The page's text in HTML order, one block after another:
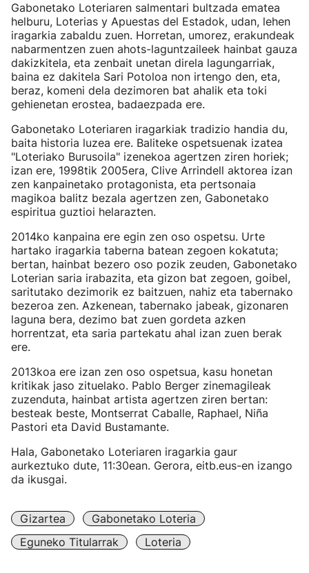
Gabonetako Loteriaren salmentari bultzada ematea
helburu, Loterias y Apuestas del Estadok, udan, lehen
iragarkia zabaldu zuen. Horretan, umorez, erakundeak
nabarmentzen zuen ahots-laguntzaileek hainbat gauza
dakizkitela, eta zenbait unetan direla lagungarriak,
baina ez dakitela Sari Potoloa non irtengo den, eta,
beraz, komeni dela dezimoren bat ahalik eta toki
gehienetan erostea, badaezpada ere.
Gabonetako Loteriaren iragarkiak tradizio handia du,
baita historia luzea ere. Baliteke ospetsuenak izatea
"Loteriako Burusoila" izenekoa agertzen ziren horiek;
izan ere, 1998tik 2005era, Clive Arrindell aktorea izan
zen kanpainetako protagonista, eta pertsonaia
magikoa balitz bezala agertzen zen, Gabonetako
espiritua guztioi helarazten.
2014ko kanpaina ere egin zen oso ospetsu. Urte
hartako iragarkia taberna batean zegoen kokatuta;
bertan, hainbat bezero oso pozik zeuden, Gabonetako
Loterian saria irabazita, eta gizon bat zegoen, goibel,
saritutako dezimorik ez baitzuen, nahiz eta tabernako
bezeroa zen. Azkenean, tabernako jabeak, gizonaren
laguna bera, dezimo bat zuen gordeta azken
horrentzat, eta saria partekatu ahal izan zuen berak
ere.
2013koa ere izan zen oso ospetsua, kasu honetan
kritikak jaso zituelako. Pablo Berger zinemagileak
zuzenduta, hainbat artista agertzen ziren bertan:
besteak beste, Montserrat Caballe, Raphael, Niña
Pastori eta David Bustamante.
Hala, Gabonetako Loteriaren iragarkia gaur
aurkeztuko dute, 11:30ean. Gerora, eitb.eus-en izango
da ikusgai.
Gizartea
Gabonetako Loteria
Eguneko Titularrak
Loteria